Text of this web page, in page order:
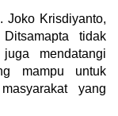
Joko Krisdiyanto,
tidak
mendatangi
mampu untuk
yang